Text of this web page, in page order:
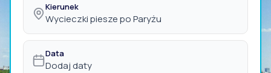
Kierunek
Wycieczki piesze po Paryżu
Data
Dodaj daty